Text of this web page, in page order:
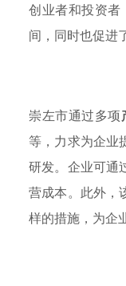
创业者和投资
间，同时也促进
崇左市通过多项
等，力求为企业
研发。企业可通
营成本。此外，
样的措施，为企